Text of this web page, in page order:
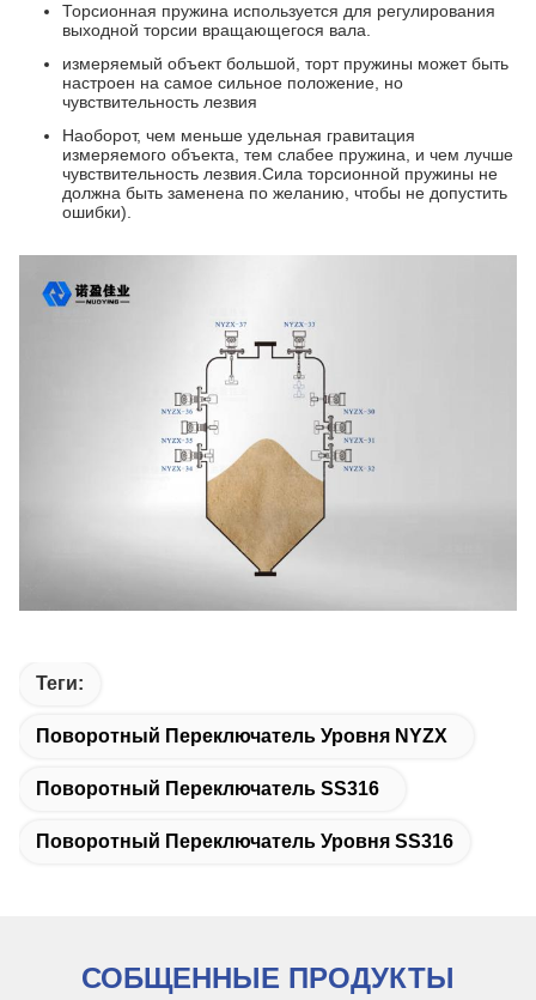
Торсионная пружина используется для регулирования
выходной торсии вращающегося вала.
измеряемый объект большой, торт пружины может быть
настроен на самое сильное положение, но
чувствительность лезвия
Наоборот, чем меньше удельная гравитация
измеряемого объекта, тем слабее пружина, и чем лучше
чувствительность лезвия.Сила торсионной пружины не
должна быть заменена по желанию, чтобы не допустить
ошибки).
Теги:
Поворотный Переключатель Уровня NYZX
Поворотный Переключатель SS316
Поворотный Переключатель Уровня SS316
СОБЩЕННЫЕ ПРОДУКТЫ